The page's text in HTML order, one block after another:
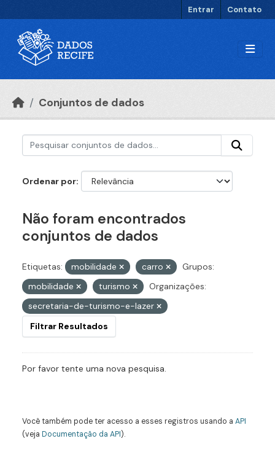
Entrar Contato
Conjuntos de dados
Ordenar por
Não foram encontrados
conjuntos de dados
Etiquetas: mobilidade carro
Grupos:
mobilidade
turismo
Organizações:
secretaria-de-turismo-e-lazer
Filtrar Resultados
Por favor tente uma nova pesquisa.
Você também pode ter acesso a esses registros usando a API
(veja Documentação da API).